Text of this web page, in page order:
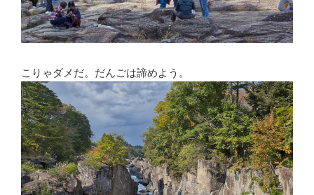
こりゃダメだ。だんごは諦めよう。